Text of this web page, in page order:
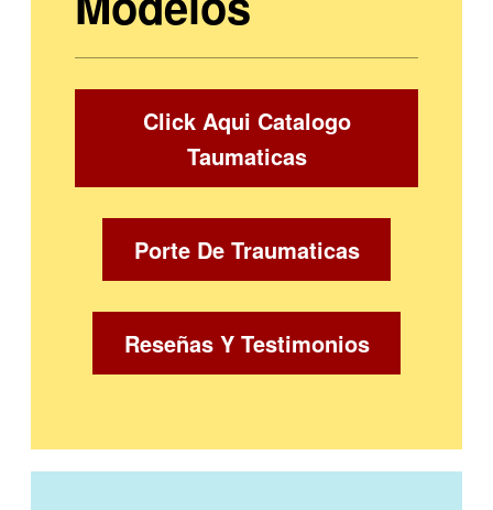
Click Aqui Catalogo
Taumaticas
Porte De Traumaticas
Reseñas Y Testimonios